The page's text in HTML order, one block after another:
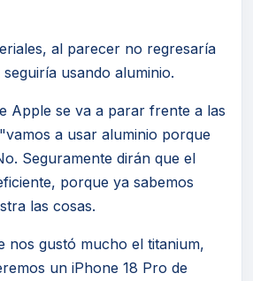
al parecer no regresaría
usando aluminio.
Apple se va a parar frente a las
a usar aluminio porque
Seguramente dirán que el
porque ya sabemos
las cosas.
nos gustó mucho el titanium,
un iPhone 18 Pro de